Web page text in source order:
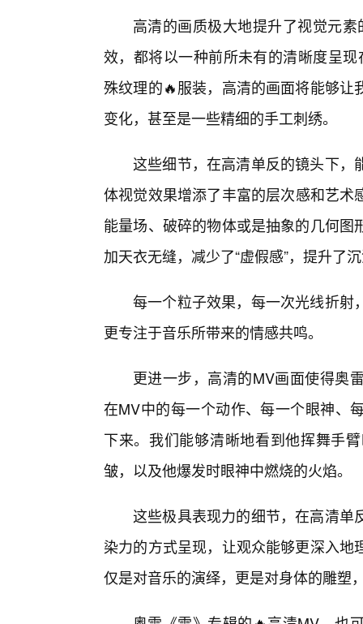
高清的画质极大地提升了视觉元
效，都将以一种前所未有的清晰度呈
殊纹理的🔥服装，高清的画面将能够
变化，甚至是一些精细的手工刺绣。
这些细节，在高清单反的镜头下，
体视觉效果增添了丰富的层次感和艺
能量场、破碎的物体或是抽象的几何
加天衣无缝，减少了“虚假感”，提升了
每一个粒子效果，每一次光线折射
更专注于音乐所带来的情感共鸣。
更进一步，高清的MV画面使得奥
在MV中的每一个动作、每一个眼神、
下来。我们能够清晰地看到他挥舞手
皱，以及他爆发时眼神中燃烧的火焰。
这些极具表现力的细节，在高清单
染力的方式呈现，让观众能够更深入
仅是对音乐的演绎，更是对身体的雕塑